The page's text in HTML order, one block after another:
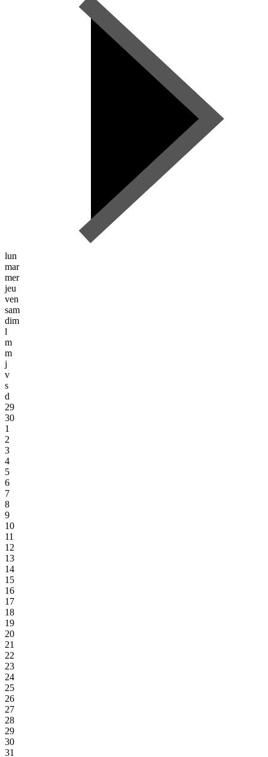
lun
mar
mer
jeu
ven
sam
dim
l
m
m
j
v
s
d
29
30
1
2
3
4
5
6
7
8
9
10
11
12
13
14
15
16
17
18
19
20
21
22
23
24
25
26
27
28
29
30
31